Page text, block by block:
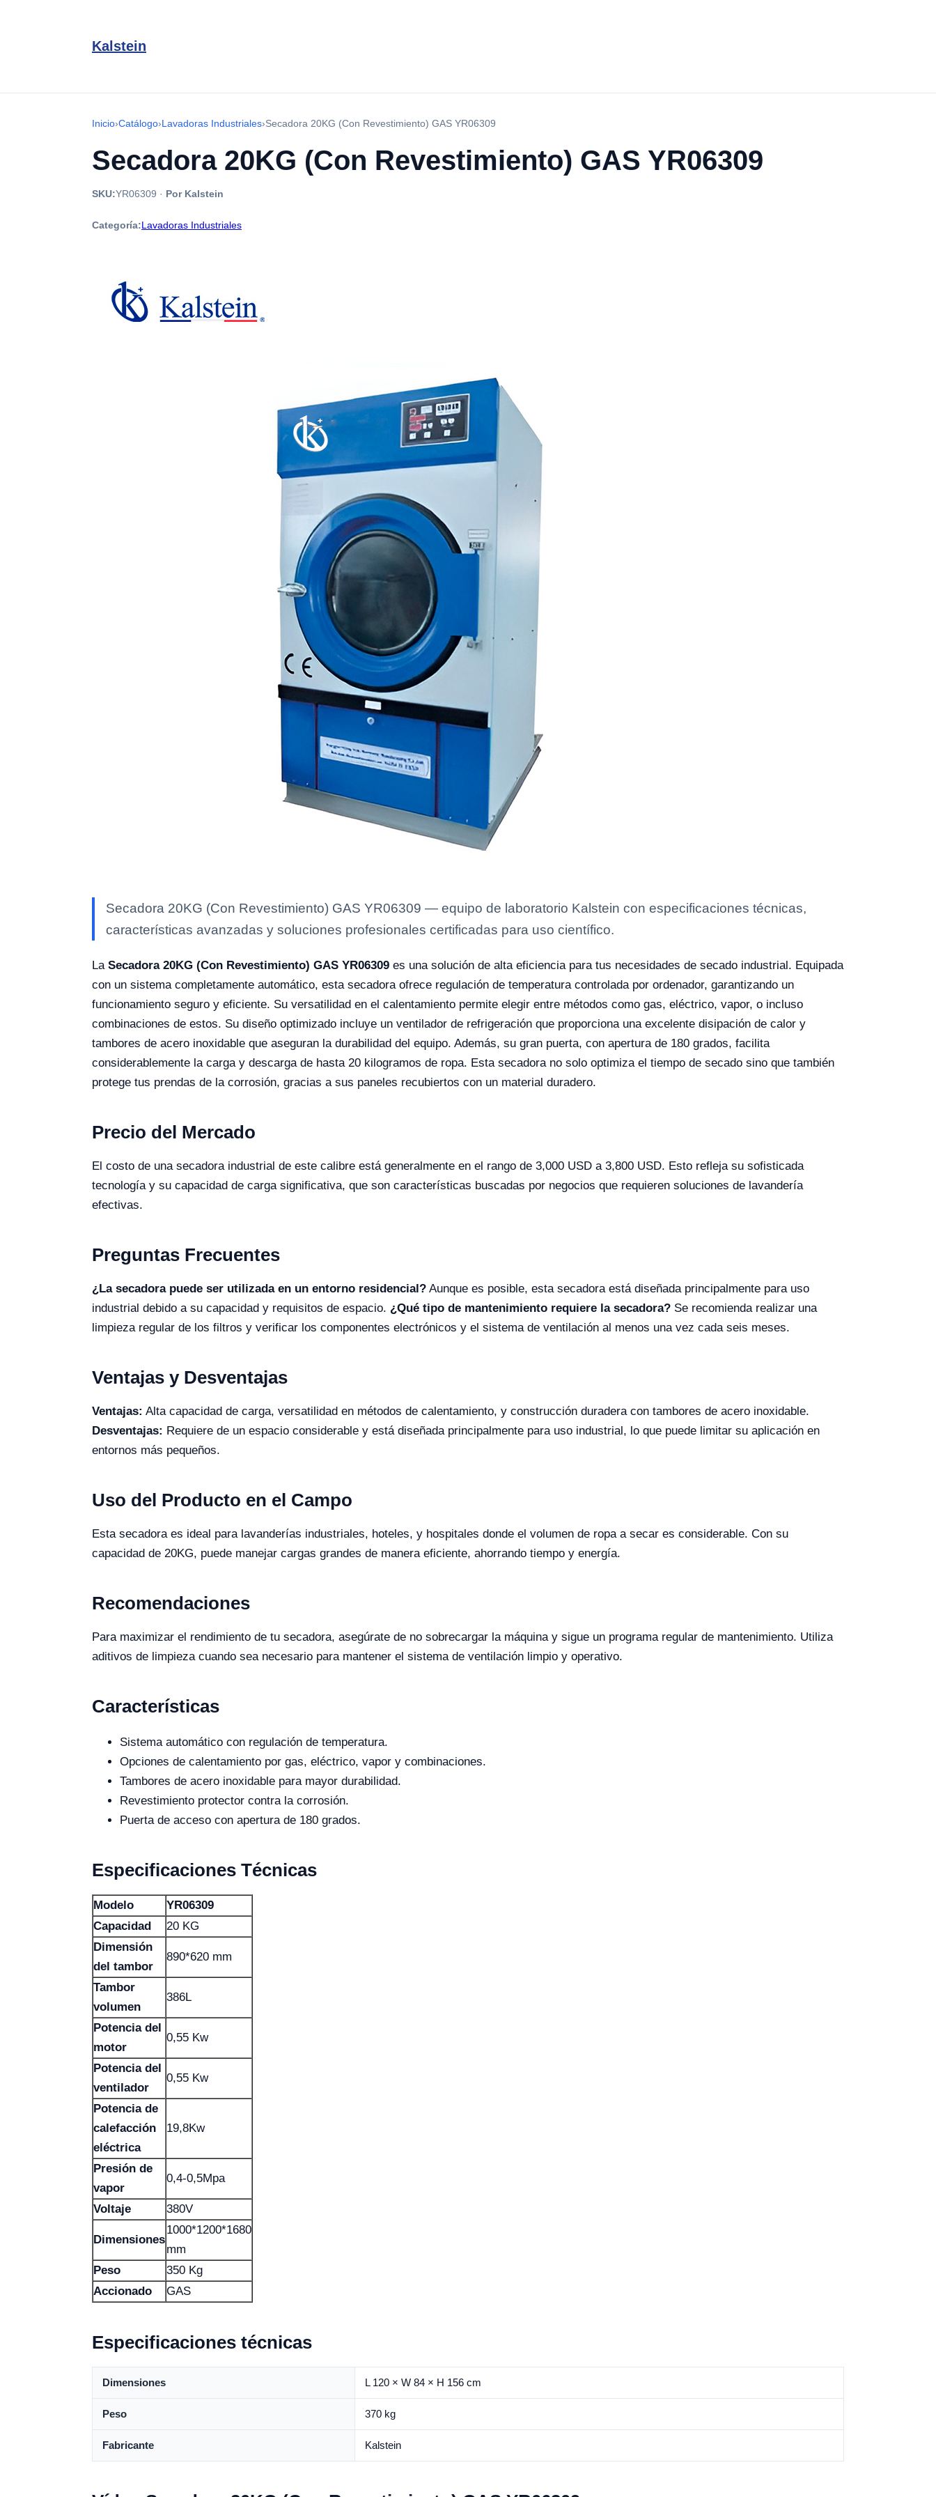
Kalstein
Inicio›Catálogo›Lavadoras Industriales›Secadora 20KG (Con Revestimiento) GAS YR06309
Secadora 20KG (Con Revestimiento) GAS YR06309
SKU:YR06309 · Por Kalstein
Categoría:Lavadoras Industriales
Secadora 20KG (Con Revestimiento) GAS YR06309 — equipo de laboratorio Kalstein con especificaciones técnicas,
características avanzadas y soluciones profesionales certificadas para uso científico.
La Secadora 20KG (Con Revestimiento) GAS YR06309 es una solución de alta eficiencia para tus necesidades de secado industrial. Equipada
con un sistema completamente automático, esta secadora ofrece regulación de temperatura controlada por ordenador, garantizando un
funcionamiento seguro y eficiente. Su versatilidad en el calentamiento permite elegir entre métodos como gas, eléctrico, vapor, o incluso
combinaciones de estos. Su diseño optimizado incluye un ventilador de refrigeración que proporciona una excelente disipación de calor y
tambores de acero inoxidable que aseguran la durabilidad del equipo. Además, su gran puerta, con apertura de 180 grados, facilita
considerablemente la carga y descarga de hasta 20 kilogramos de ropa. Esta secadora no solo optimiza el tiempo de secado sino que también
protege tus prendas de la corrosión, gracias a sus paneles recubiertos con un material duradero.
Precio del Mercado
El costo de una secadora industrial de este calibre está generalmente en el rango de 3,000 USD a 3,800 USD. Esto refleja su sofisticada
tecnología y su capacidad de carga significativa, que son características buscadas por negocios que requieren soluciones de lavandería
efectivas.
Preguntas Frecuentes
¿La secadora puede ser utilizada en un entorno residencial? Aunque es posible, esta secadora está diseñada principalmente para uso
industrial debido a su capacidad y requisitos de espacio. ¿Qué tipo de mantenimiento requiere la secadora? Se recomienda realizar una
limpieza regular de los filtros y verificar los componentes electrónicos y el sistema de ventilación al menos una vez cada seis meses.
Ventajas y Desventajas
Ventajas: Alta capacidad de carga, versatilidad en métodos de calentamiento, y construcción duradera con tambores de acero inoxidable.
Desventajas: Requiere de un espacio considerable y está diseñada principalmente para uso industrial, lo que puede limitar su aplicación en
entornos más pequeños.
Uso del Producto en el Campo
Esta secadora es ideal para lavanderías industriales, hoteles, y hospitales donde el volumen de ropa a secar es considerable. Con su
capacidad de 20KG, puede manejar cargas grandes de manera eficiente, ahorrando tiempo y energía.
Recomendaciones
Para maximizar el rendimiento de tu secadora, asegúrate de no sobrecargar la máquina y sigue un programa regular de mantenimiento. Utiliza
aditivos de limpieza cuando sea necesario para mantener el sistema de ventilación limpio y operativo.
Características
Sistema automático con regulación de temperatura.
Opciones de calentamiento por gas, eléctrico, vapor y combinaciones.
Tambores de acero inoxidable para mayor durabilidad.
Revestimiento protector contra la corrosión.
Puerta de acceso con apertura de 180 grados.
Especificaciones Técnicas
Modelo
YR06309
Capacidad
20 KG
Dimensión
del tambor
890*620 mm
Tambor
volumen
386L
Potencia del
motor
0,55 Kw
Potencia del
ventilador
0,55 Kw
Potencia de
calefacción
eléctrica
19,8Kw
Presión de
vapor
0,4-0,5Mpa
Voltaje 380V
Dimensiones
1000*1200*1680
mm
Peso
350 Kg
Accionado
GAS
Especificaciones técnicas
Dimensiones L 120 × W 84 × H 156 cm
Peso 370 kg
Fabricante Kalstein